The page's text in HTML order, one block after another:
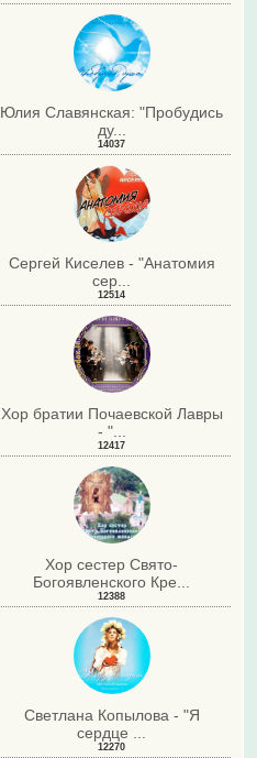
Юлия Славянская: "Пробудись
ду...
14037
Сергей Киселев - "Анатомия
сер...
12514
Хор братии Почаевской Лавры
- "...
12417
Хор сестер Свято-
Богоявленского Кре...
12388
Светлана Копылова - "Я
сердце ...
12270